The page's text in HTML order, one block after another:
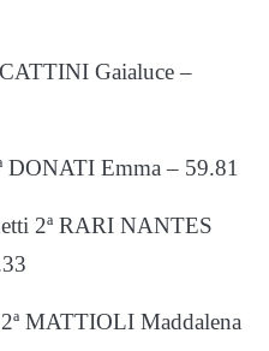
Gaialuce –
DONATI Emma – 59.81
2ª RARI NANTES
MATTIOLI Maddalena